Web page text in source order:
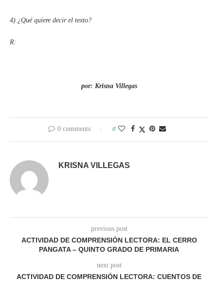
4) ¿Qué quiere decir el texto?
R:
por: Krisna Villegas
0 comments 0
KRISNA VILLEGAS
previous post
ACTIVIDAD DE COMPRENSIÓN LECTORA: EL CERRO
PANGATA – QUINTO GRADO DE PRIMARIA
next post
ACTIVIDAD DE COMPRENSIÓN LECTORA: CUENTOS DE